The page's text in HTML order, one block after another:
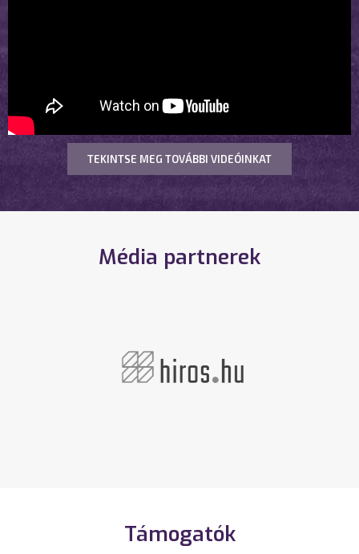
TEKINTSE MEG TOVÁBBI VIDEÓINKAT
Média partnerek
Támogatók